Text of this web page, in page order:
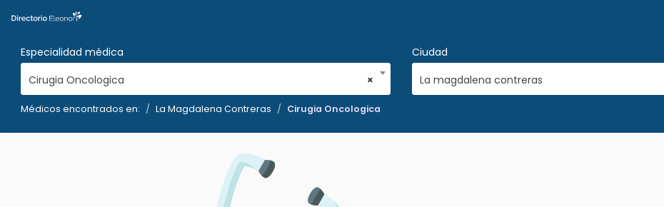
Especialidad médica
×
Cirugia Oncologica
Ciudad
La magdalena contreras
Médicos encontrados en: La Magdalena Contreras Cirugia Oncologica